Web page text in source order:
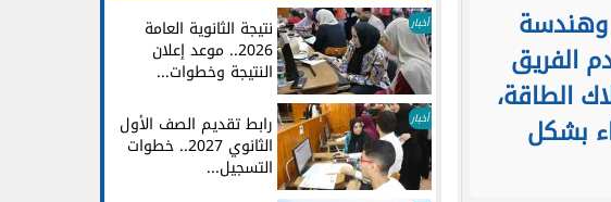
وهندسة
الفريق
الطاقة،
بشكل
أخبار نتيجة الثانوية العامة
2026.. موعد إعلان
النتيجة وخطوات...
أخبار رابط تقديم الصف الأول
الثانوي 2027.. خطوات
التسجيل...